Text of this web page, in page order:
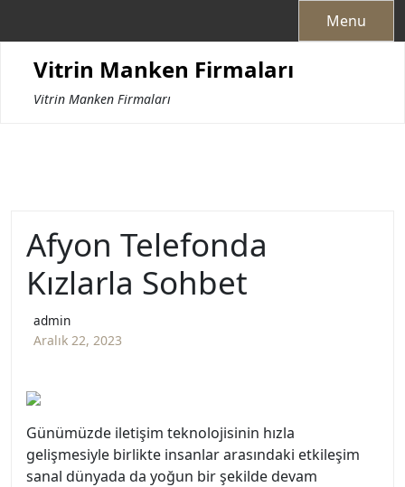
Menu
Vitrin Manken Firmaları
Vitrin Manken Firmaları
Afyon Telefonda
Kızlarla Sohbet
admin
Aralık 22, 2023
Günümüzde iletişim teknolojisinin hızla
gelişmesiyle birlikte insanlar arasındaki etkileşim
sanal dünyada da yoğun bir şekilde devam